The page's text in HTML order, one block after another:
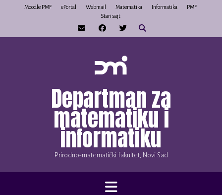
Moodle PMF ePortal Webmail Matematika Informatika
PMF
Stari sajt
Departman za
matematiku i
informatiku
Prirodno-matematički fakultet, Novi Sad